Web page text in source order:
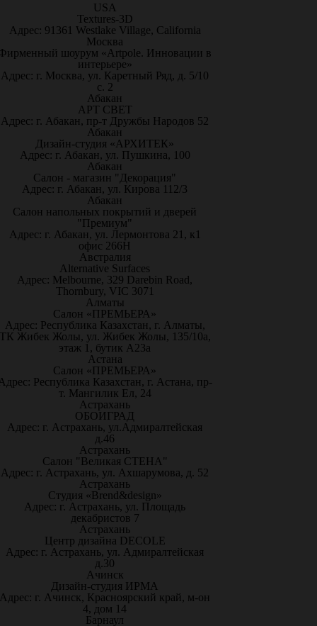
USA
Textures-3D
Адрес: 91361 Westlake Village, California
Москва
шоурум «Artpole. Инновации в
интерьере»
Адрес: г. Москва, ул. Каретный Ряд, д. 5/10
с. 2
Абакан
АРТ СВЕТ
Адрес: г. Абакан, пр-т Дружбы Народов 52
Абакан
Дизайн-студия «АРХИТЕК»
Адрес: г. Абакан, ул. Пушкина, 100
Абакан
Салон - магазин "Декорация"
Адрес: г. Абакан, ул. Кирова 112/3
Абакан
Салон напольных покрытий и дверей
"Премиум"
Адрес: г. Абакан, ул. Лермонтова 21, к1
офис 266Н
Австралия
Alternative Surfaces
Адрес: Melbourne, 329 Darebin Road,
Thornbury, VIC 3071
Алматы
Салон «ПРЕМЬЕРА»
Адрес: Республика Казахстан, г. Алматы,
Жибек Жолы, ул. Жибек Жолы, 135/10а,
этаж 1, бутик А23а
Астана
Салон «ПРЕМЬЕРА»
Республика Казахстан, г. Астана, пр-
т. Мангилик Ел, 24
Астрахань
ОБОИГРАД
Адрес: г. Астрахань, ул.Адмиралтейская
д.46
Астрахань
Салон "Великая СТЕНА"
Адрес: г. Астрахань, ул. Ахшарумова, д. 52
Астрахань
Студия «Brend&design»
Адрес: г. Астрахань, ул. Площадь
декабристов 7
Астрахань
Центр дизайна DECOLE
Адрес: г. Астрахань, ул. Адмиралтейская
д.30
Ачинск
Дизайн-студия ИРМА
Адрес: г. Ачинск, Красноярский край, м-он
4, дом 14
Барнаул